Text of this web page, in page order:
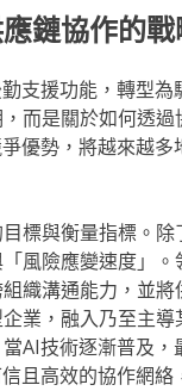
鏈協作的
支援功能，轉型為
而是關於如何透
優勢，將越來越
標與衡量指標。
風險應變速度」
織溝通能力，並
業，融入乃至主
AI技術逐漸普及
且高效的協作網